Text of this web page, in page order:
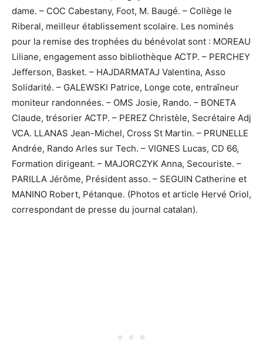
dame. – COC Cabestany, Foot, M. Baugé. – Collège le
Riberal, meilleur établissement scolaire. Les nominés
pour la remise des trophées du bénévolat sont : MOREAU
Liliane, engagement asso bibliothèque ACTP. – PERCHEY
Jefferson, Basket. – HAJDARMATAJ Valentina, Asso
Solidarité. – GALEWSKI Patrice, Longe cote, entraîneur
moniteur randonnées. – OMS Josie, Rando. – BONETA
Claude, trésorier ACTP. – PEREZ Christèle, Secrétaire Adj
VCA. LLANAS Jean-Michel, Cross St Martin. – PRUNELLE
Andrée, Rando Arles sur Tech. – VIGNES Lucas, CD 66,
Formation dirigeant. – MAJORCZYK Anna, Secouriste. –
PARILLA Jérôme, Président asso. – SEGUIN Catherine et
MANINO Robert, Pétanque. (Photos et article Hervé Oriol,
correspondant de presse du journal catalan).